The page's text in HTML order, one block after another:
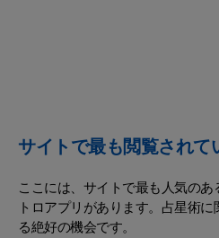
サイトで最も閲覧されて
ここには、サイトで最も人気の
トロアプリがあります。占星術
る絶好の機会です。